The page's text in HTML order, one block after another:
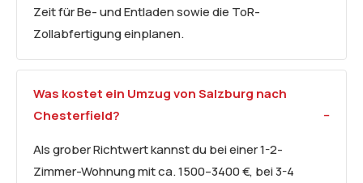
Zeit für Be- und Entladen sowie die ToR-
Zollabfertigung einplanen.
Was kostet ein Umzug von Salzburg nach
Chesterfield?
Als grober Richtwert kannst du bei einer 1-2-
Zimmer-Wohnung mit ca. 1500–3400 €, bei 3-4